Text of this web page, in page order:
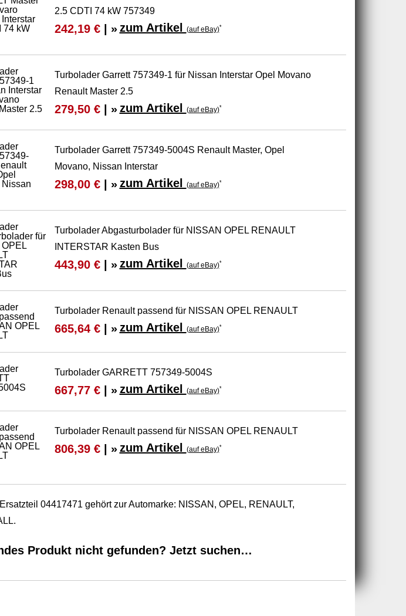
2.5 CDTI 74 kW 757349
242,19 €| » zum Artikel (auf eBay)*
Turbolader Garrett 757349-1 für Nissan Interstar Opel Movano
Renault Master 2.5
279,50 €| » zum Artikel (auf eBay)*
Turbolader Garrett 757349-5004S Renault Master, Opel
Movano, Nissan Interstar
298,00 €| » zum Artikel (auf eBay)*
Turbolader Abgasturbolader für NISSAN OPEL RENAULT
INTERSTAR Kasten Bus
443,90 €| » zum Artikel (auf eBay)*
Turbolader Renault passend für NISSAN OPEL RENAULT
665,64 €| » zum Artikel (auf eBay)*
Turbolader GARRETT 757349-5004S
667,77 €| » zum Artikel (auf eBay)*
Turbolader Renault passend für NISSAN OPEL RENAULT
806,39 €| » zum Artikel (auf eBay)*
04417471 gehört zur Automarke: NISSAN, OPEL, RENAULT,
Produkt nicht gefunden? Jetzt suchen…